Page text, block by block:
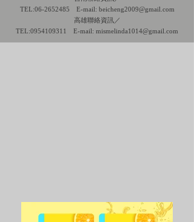
TEL:06-2652485 E-mail: beicheng2009@gmail.com
高雄聯絡資訊／
TEL:0954109311 E-mail: mismelinda1014@gmail.com